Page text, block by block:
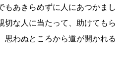
もあきらめずに人にあつかまし
切な人に当たって、助けてもら
思わぬところから道が開かれる